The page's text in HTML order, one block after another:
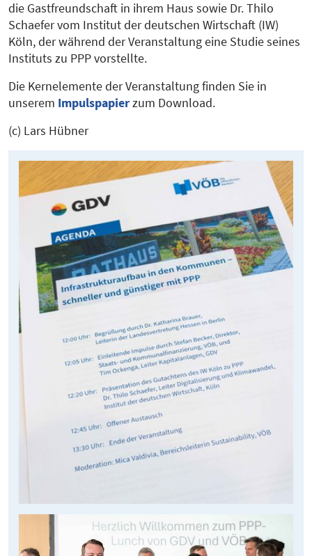
die Gastfreundschaft in ihrem Haus sowie Dr. Thilo
Schaefer vom Institut der deutschen Wirtschaft (IW)
Köln, der während der Veranstaltung eine Studie seines
Instituts zu PPP vorstellte.
Die Kernelemente der Veranstaltung finden Sie in
unserem Impulspapierzum Download.
(c) Lars Hübner